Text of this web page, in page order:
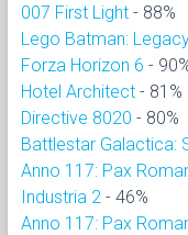
007 First Light - 88%
Lego Batman:
Forza Horizon 6 -
Hotel Architect - 81%
Directive 8020 - 80%
Battlestar Galactica:
Anno 117: Pax
Industria 2 - 46%
Anno 117: Pax